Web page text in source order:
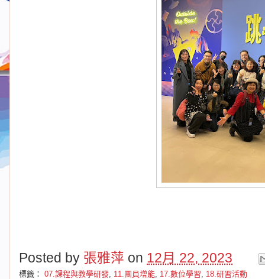
Posted by 張雅萍 on 12月 22, 2023
標籤： 07.課程與教學研發 11.團員增能 17.數位學習 18.研習活動